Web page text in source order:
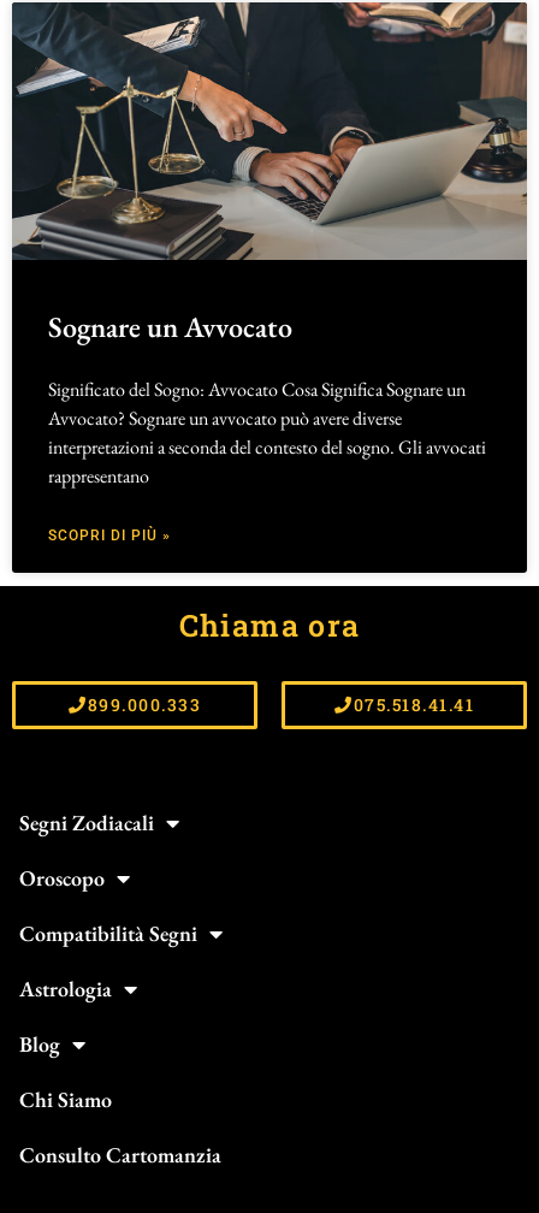
Sognare un Avvocato
Significato del Sogno: Avvocato Cosa Significa Sognare un
Avvocato? Sognare un avvocato può avere diverse
interpretazioni a seconda del contesto del sogno. Gli avvocati
rappresentano
SCOPRI DI PIÙ »
Chiama ora
899.000.333 075.518.41.41
Segni Zodiacali
Oroscopo
Compatibilità Segni
Astrologia
Blog
Chi Siamo
Consulto Cartomanzia